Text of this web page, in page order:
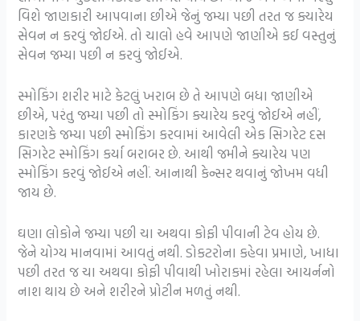
વિશે જાણકારી આપવાના છીએ જેનું જમ્યા પછી તરત જ ક્યારેય
સેવન ન કરવું જોઈએ. તો ચાલો હવે આપણે જાણીએ કઈ વસ્તુનું
સેવન જમ્યા પછી ન કરવું જોઈએ.
સ્મોકિંગ શરીર માટે કેટલું ખરાબ છે તે આપણે બધા જાણીએ
છીએ, પરંતુ જમ્યા પછી તો સ્મોકિંગ ક્યારેય કરવું જોઈએ નહીં,
કારણકે જમ્યા પછી સ્મોકિંગ કરવામાં આવેલી એક સિગરેટ દસ
સિગરેટ સ્મોકિંગ કર્યા બરાબર છે. આથી જમીને ક્યારેય પણ
સ્મોકિંગ કરવું જોઈએ નહીં. આનાથી કેન્સર થવાનું જોખમ વધી
જાય છે.
ઘણા લોકોને જમ્યા પછી ચા અથવા કોફી પીવાની ટેવ હોય છે.
જેને યોગ્ય માનવામાં આવતું નથી. ડોકટરોના કહેવા પ્રમાણે, ખાધા
પછી તરત જ ચા અથવા કોફી પીવાથી ખોરાકમાં રહેલા આયર્નનો
નાશ થાય છે અને શરીરને પ્રોટીન મળતું નથી.